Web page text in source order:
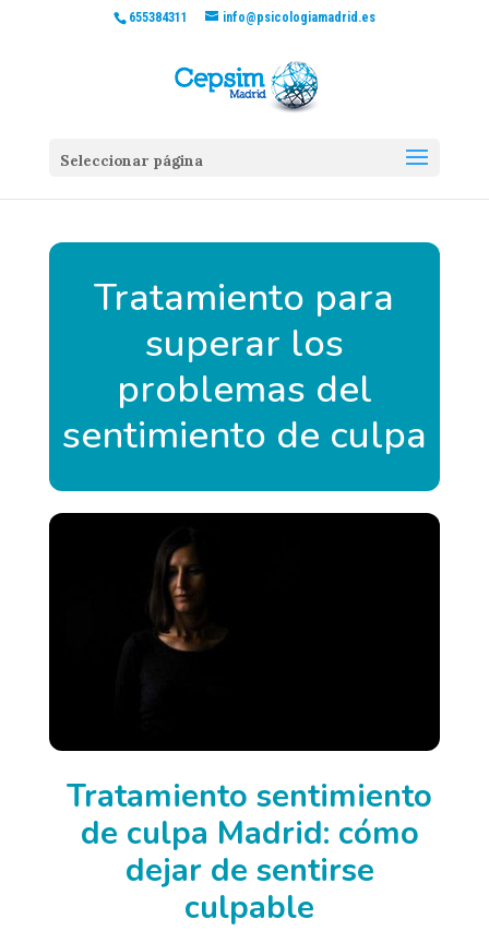
655384311 info@psicologiamadrid.es
Seleccionar página
Tratamiento para
superar los
problemas del
sentimiento de culpa
Tratamiento sentimiento
de culpa Madrid: cómo
dejar de sentirse
culpable